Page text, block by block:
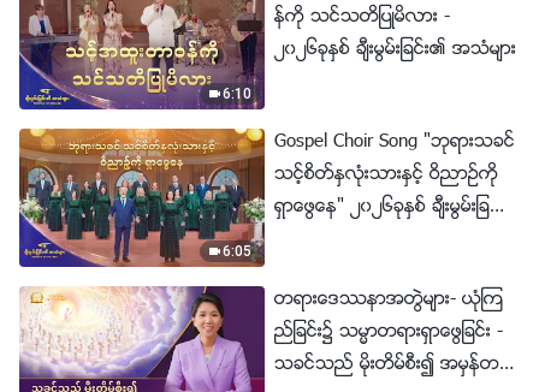
6:10
န္ကို သင္သတိျပဳမိလား -
၂၀၂၆ခုႏွစ္ ခ်ီးမြမ္းျခင္း၏ အသံမ်ား
6:05
Gospel Choir Song "ဘုရားသခင္
သင့္စိတ္ႏွလုံးသားႏွင့္ ဝိညာဥ္ကို
ရွာေဖြေန" ၂၀၂၆ခုႏွစ္ ခ်ီးမြမ္းျခ
တရားေဒႆနာအတြဲမ်ား- ယုံၾက
ည္ျခင္း၌ သမၼာတရားရွာေဖြျခင္း -
သခင္သည္ မိုးတိမ္စီး၍ အမွန္တက